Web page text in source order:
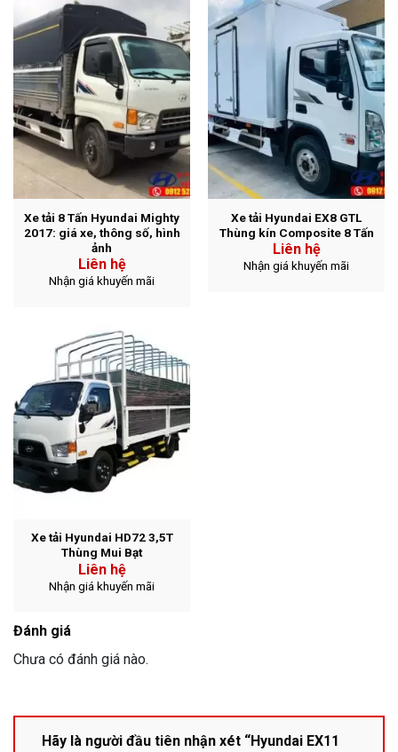
Xe tải 8 Tấn Hyundai Mighty
2017: giá xe, thông số, hình
ảnh
Liên hệ
Nhận giá khuyến mãi
Xe tải Hyundai EX8 GTL
Thùng kín Composite 8 Tấn
Liên hệ
Nhận giá khuyến mãi
Xe tải Hyundai HD72 3,5T
Thùng Mui Bạt
Liên hệ
Nhận giá khuyến mãi
Đánh giá
Chưa có đánh giá nào.
Hãy là người đầu tiên nhận xét “Hyundai EX11